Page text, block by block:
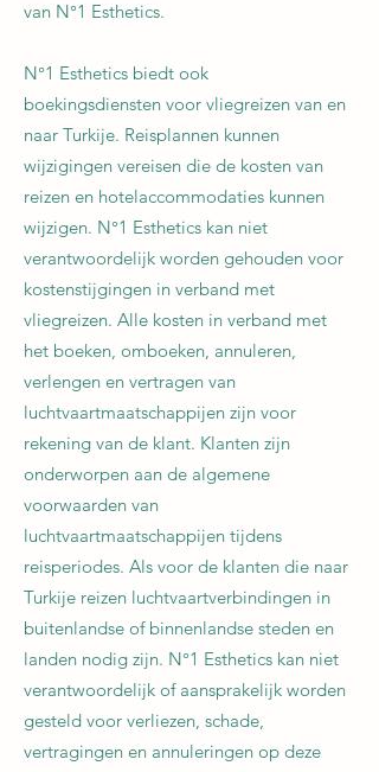
van N°1 Esthetics.
N°1 Esthetics biedt ook
boekingsdiensten voor vliegreizen van en
naar Turkije. Reisplannen kunnen
wijzigingen vereisen die de kosten van
reizen en hotelaccommodaties kunnen
wijzigen. N°1 Esthetics kan niet
verantwoordelijk worden gehouden voor
kostenstijgingen in verband met
vliegreizen. Alle kosten in verband met
het boeken, omboeken, annuleren,
verlengen en vertragen van
luchtvaartmaatschappijen zijn voor
rekening van de klant. Klanten zijn
onderworpen aan de algemene
voorwaarden van
luchtvaartmaatschappijen tijdens
reisperiodes. Als voor de klanten die naar
Turkije reizen luchtvaartverbindingen in
buitenlandse of binnenlandse steden en
landen nodig zijn. N°1 Esthetics kan niet
verantwoordelijk of aansprakelijk worden
gesteld voor verliezen, schade,
vertragingen en annuleringen op deze